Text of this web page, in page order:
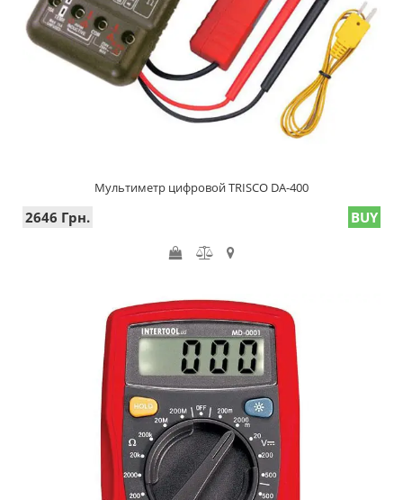
Мультиметр цифровой TRISCO DA-400
2646 Грн. BUY